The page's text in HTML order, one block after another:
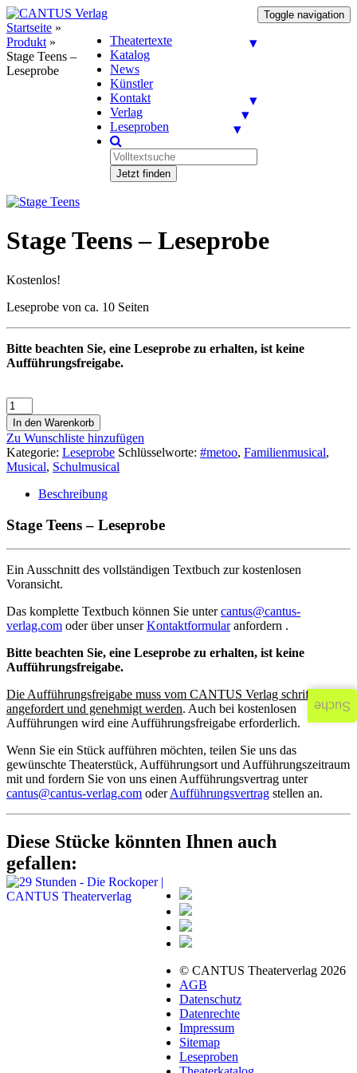
Toggle navigation
Theatertexte
Katalog
News
Künstler
Kontakt
Verlag
Leseproben
Jetzt finden
Startseite »
Produkt »
Stage Teens –
Leseprobe
Stage Teens – Leseprobe
Kostenlos!
Leseprobe von ca. 10 Seiten
Bitte beachten Sie, eine Leseprobe zu erhalten, ist keine
Aufführungsfreigabe.
In den Warenkorb
Zu Wunschliste hinzufügen
Kategorie: Leseprobe Schlüsselworte: #metoo, Familienmusical,
Musical, Schulmusical
Beschreibung
Stage Teens – Leseprobe
Ein Ausschnitt des vollständigen Textbuch zur kostenlosen
Voransicht.
Das komplette Textbuch können Sie untercantus@cantus-
verlag.com oder über unserKontaktformularanfordern .
Bitte beachten Sie, eine Leseprobe zu erhalten, ist keine
Aufführungsfreigabe.
Die Aufführungsfreigabe muss vom CANTUS Verlag schriftlich
angefordert und genehmigt werden. Auch bei kostenlosen
Aufführungen wird eine Aufführungsfreigabe erforderlich.
Wenn Sie ein Stück aufführen möchten, teilen Sie uns das
gewünschte Theaterstück, Aufführungsort und Aufführungszeitraum
mit und fordern Sie von uns einen Aufführungsvertrag unter
cantus@cantus-verlag.com oderAufführungsvertrag stellen an.
Diese Stücke könnten Ihnen auch
gefallen:
© CANTUS Theaterverlag 2026
AGB
Datenschutz
Datenrechte
Impressum
Sitemap
Leseproben
Suche